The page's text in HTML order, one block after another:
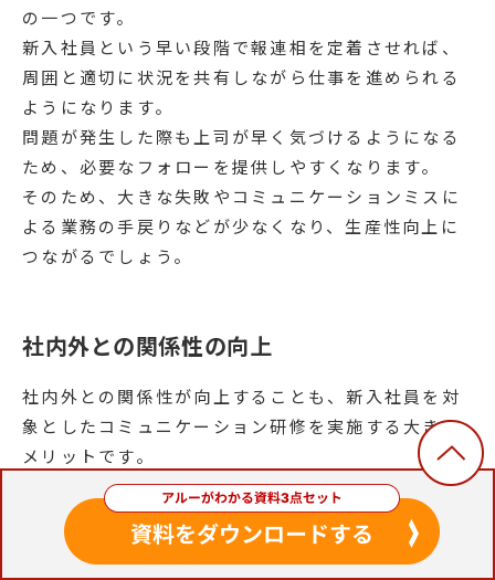
の一つです。
新入社員という早い段階で報連相を定着させれば、
周囲と適切に状況を共有しながら仕事を進められる
ようになります。
問題が発生した際も上司が早く気づけるようになる
ため、必要なフォローを提供しやすくなります。
そのため、大きな失敗やコミュニケーションミスに
よる業務の手戻りなどが少なくなり、生産性向上に
つながるでしょう。
社内外との関係性の向上
社内外との関係性が向上することも、新入社員を対
象としたコミュニケーション研修を実施する大きな
メリットです。
新入社員は、周囲と関係構築を行う重要性を十分に
理解できていないことが少なくありません。
研修を通じて関係構築の重要性を伝えれば、関係性
の向上のための行動を積極的に取ってくれるように